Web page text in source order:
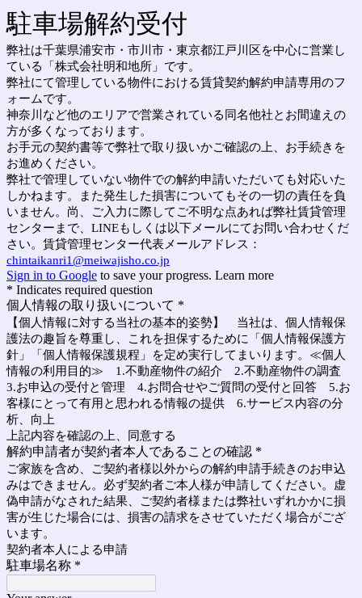
駐車場解約受付
弊社は千葉県浦安市・市川市・東京都江戸川区を中心に営業し
ている「株式会社明和地所」です。
弊社にて管理している物件における賃貸契約解約申請専用のフ
ォームです。
神奈川など他のエリアで営業されている同名他社とお間違えの
方が多くなっております。
お手元の契約書等で弊社で取り扱いかご確認の上、お手続きを
お進めください。
弊社で管理していない物件での解約申請いただいても対応いた
しかねます。また発生した損害についてもその一切の責任を負
いません。尚、ご入力に際してご不明な点あれば弊社賃貸管理
センターまで、LINEもしくは以下メールにてお問い合わせくだ
さい。賃貸管理センター代表メールアドレス：
chintaikanri1@meiwajisho.co.jp
Sign in to Google to save your progress. Learn more
* Indicates required question
個人情報の取り扱いについて *
【個人情報に対する当社の基本的姿勢】 当社は、個人情報保
護法の趣旨を尊重し、これを担保するために「個人情報保護方
針」「個人情報保護規程」を定め実行してまいります。≪個人
情報の利用目的≫ 1.不動産物件の紹介 2.不動産物件の調査
3.お申込の受付と管理 4.お問合せやご質問の受付と回答 5.お
客様にとって有用と思われる情報の提供 6.サービス内容の分
析、向上
上記内容を確認の上、同意する
解約申請者が契約者本人であることの確認 *
ご家族を含め、ご契約者様以外からの解約申請手続きのお申込
みはできません。必ず契約者ご本人様が申請してください。虚
偽申請がなされた結果、ご契約者様または弊社いずれかかに損
害が生じた場合には、損害の請求をさせていただく場合がござ
います。
契約者本人による申請
駐車場名称 *